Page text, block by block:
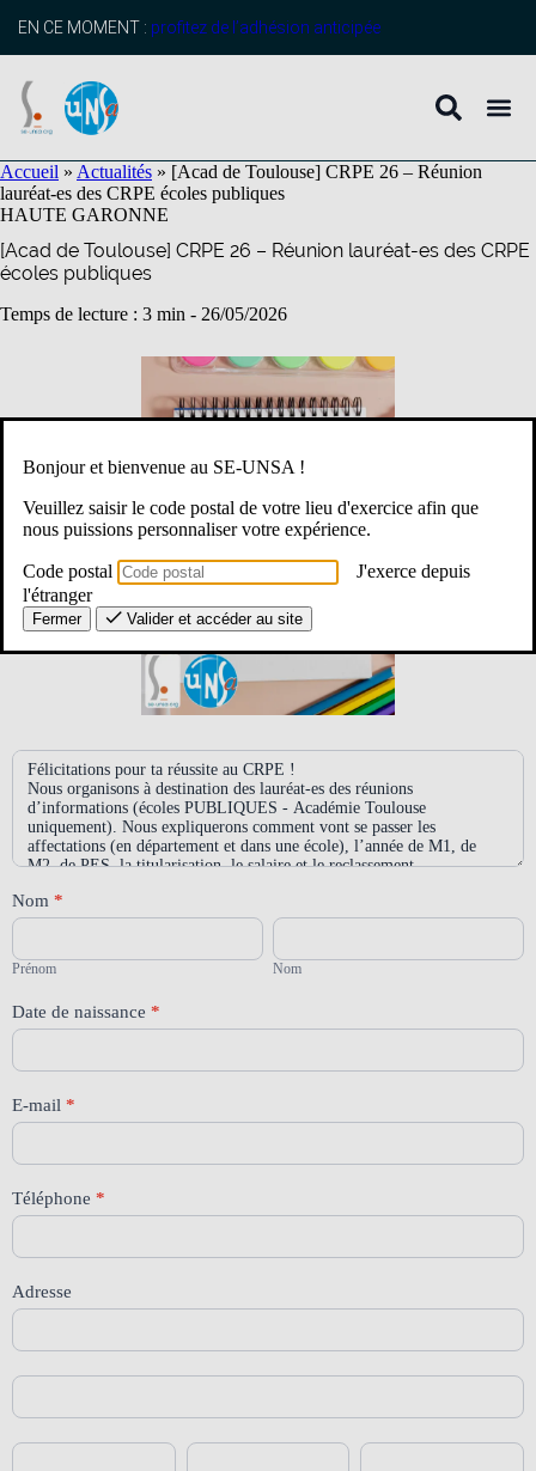
principal
EN CE MOMENT : profitez de l’adhésion anticipée
Accueil » Actualités » [Acad de Toulouse] CRPE 26 – Réunion
lauréat-es des CRPE écoles publiques
HAUTE GARONNE
[Acad de Toulouse] CRPE 26 – Réunion lauréat-es des CRPE
écoles publiques
Temps de lecture : 3 min - 26/05/2026
Réunion
lauréat.es
CRPE
26
écoles
-
Académie
Toulouse
Nom *
Prénom
Prénom
Nom
Nom
Date de naissance *
E-mail *
Téléphone *
Adresse
Adresse
Adresse
Ville Département
Code
Bonjour et bienvenue au SE-UNSA !
Veuillez saisir le code postal de votre lieu d'exercice afin que
nous puissions personnaliser votre expérience.
Code postal
J'exerce depuis
l'étranger
Fermer Valider et accéder au site